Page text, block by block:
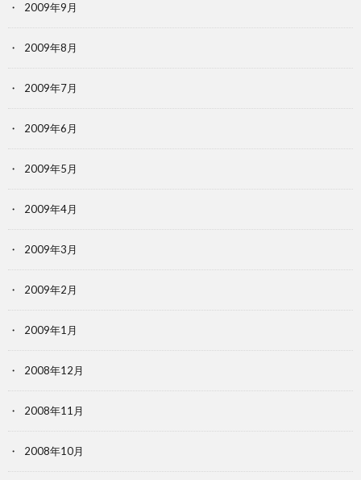
2009年9月
2009年8月
2009年7月
2009年6月
2009年5月
2009年4月
2009年3月
2009年2月
2009年1月
2008年12月
2008年11月
2008年10月